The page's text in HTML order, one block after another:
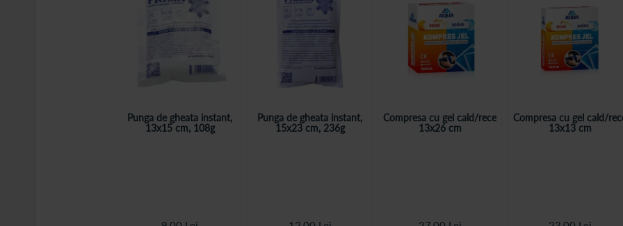
Punga de gheata instant,
13x15 cm, 108g
Punga de gheata instant,
15x23 cm, 236g
Compresa cu gel cald/rece
13x26 cm
Compresa cu gel cald/
13x13 cm